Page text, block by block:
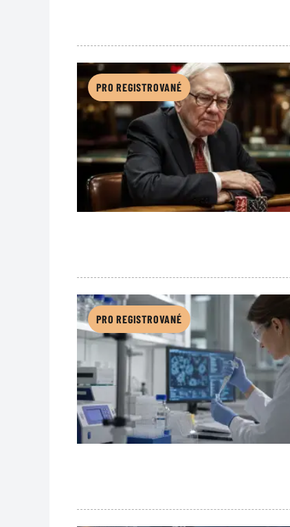
PRO REGISTROVANÉ
PRO REGISTROVANÉ